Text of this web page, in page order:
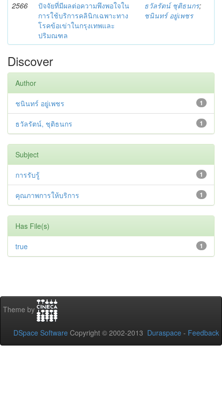
2566
ปัจจัยที่มีผลต่อความพึงพอใจใน
การใช้บริการคลินิกเฉพาะทาง
โรคข้อเข่าในกรุงเทพและ
ปริมณฑล
ธวัลรัตน์ ชุติธนกร;
ชนินทร์ อยู่เพชร
Discover
Author
1
ชนินทร์ อยู่เพชร
1
ธวัลรัตน์, ชุติธนกร
Subject
1
การรับรู้
1
คุณภาพการให้บริการ
Has File(s)
1
true
Theme by
DSpace Software Copyright © 2002-2013 Duraspace - Feedback